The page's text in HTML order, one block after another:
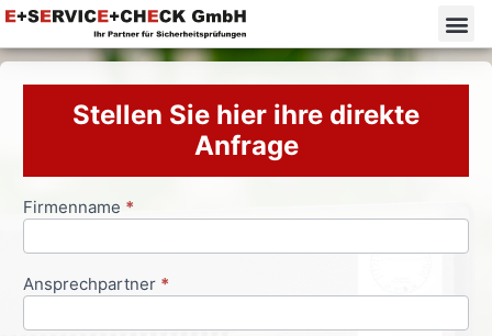
Stellen Sie hier ihre direkte
Anfrage
Anfrageformular
Firmenname *
Ansprechpartner *